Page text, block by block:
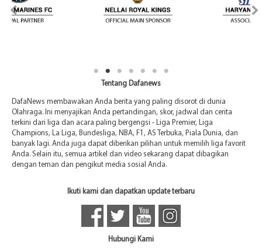
Tentang Dafanews
DafaNews membawakan Anda berita yang paling disorot di dunia
Olahraga. Ini menyajikan Anda pertandingan, skor, jadwal dan cerita
terkini dari liga dan acara paling bergengsi - Liga Premier, Liga
Champions, La Liga, Bundesliga, NBA, F1, AS Terbuka, Piala Dunia, dan
banyak lagi. Anda juga dapat diberikan pilihan untuk memilih liga favorit
Anda. Selain itu, semua artikel dan video sekarang dapat dibagikan
dengan teman dan pengikut media sosial Anda.
Ikuti kami dan dapatkan update terbaru
Hubungi Kami